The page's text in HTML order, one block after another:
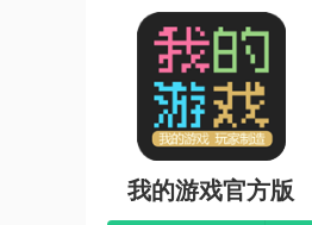
我的游戏官方版